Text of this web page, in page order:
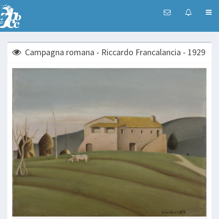
Campagna romana - Riccardo Francalancia - 1929